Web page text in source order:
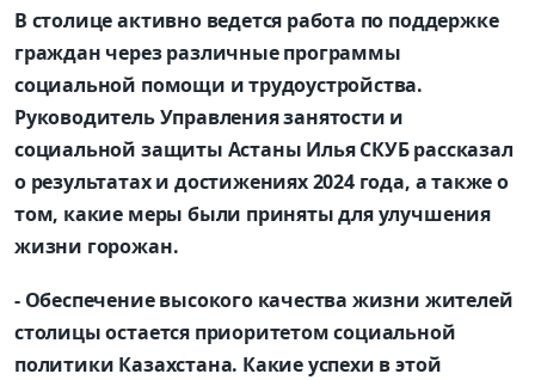
В столице активно ведется работа по поддержке
граждан через различные программы
социальной помощи и трудоустройства.
Руководитель Управления занятости и
социальной защиты Астаны Илья СКУБ рассказал
о результатах и достижениях 2024 года, а также о
том, какие меры были приняты для улучшения
жизни горожан.
- Обеспечение высокого качества жизни жителей
столицы остается приоритетом социальной
политики Казахстана. Какие успехи в этой